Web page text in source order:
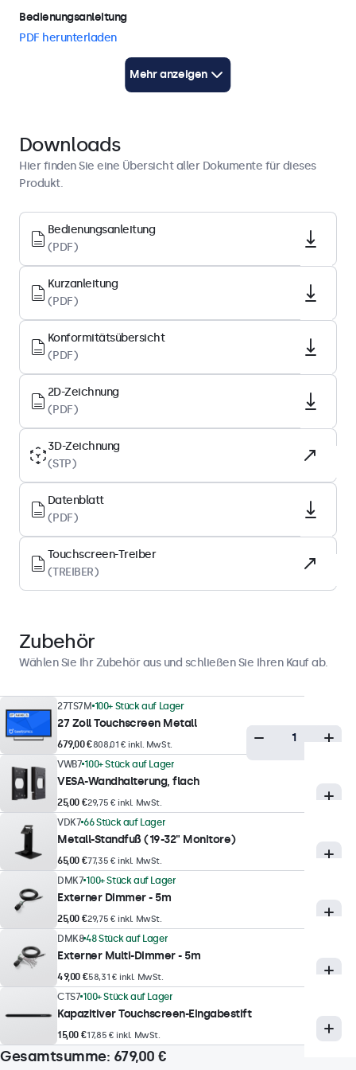
Bedienungsanleitung
PDF herunterladen
Seitenverhältnis
16:9 (4:3 einstellbar)
Native Auflösung
1920 x 1080
82 PPI
Bilddiagonale
27.1 Zoll (688 mm)
Paneltyp
IPS-LCD
Hintergrundbeleuchtung
LED
Oberfläche
Gehärtetes Glas
Unterstützte Ausrichtung
Querformat, Hochformat, Face-Up
Display-Leistung
Maximale Helligkeit
Minimale Helligkeit
1 nit
3000:1
Betrachtungswinkel
178° Horizontal, 178° Vertikal
Reaktionszeit
Unterstützte Auflösungen
1920 x 1080 (max), 640 x 480 (min)
Farbübertragung
PAL/NTSC/SECAM
Touch-Technologie
Touch Technologie
Kapazitiv
10-Punkt (Multi-Touch)
Mehr anzeigen
Downloads
Hier finden Sie eine Übersicht aller Dokumente für dieses
Produkt.
Bedienungsanleitung
(PDF)
Kurzanleitung
(PDF)
Konformitätsübersicht
(PDF)
2D-Zeichnung
(PDF)
3D-Zeichnung
(STP)
Datenblatt
(PDF)
Touchscreen-Treiber
(TREIBER)
Zubehör
Wählen Sie Ihr Zubehör aus und schließen Sie Ihren Kauf ab.
27TS7M 100+ Stück auf Lager
27 Zoll Touchscreen Metall
679,00 €808,01 € inkl. MwSt.
VWB7 100+ Stück auf Lager
VESA-Wandhalterung, flach
25,00 €29,75 € inkl. MwSt.
VDK7 66 Stück auf Lager
Metall-Standfuß (19-32" Monitore)
65,00 €77,35 € inkl. MwSt.
DMK7 100+ Stück auf Lager
Externer Dimmer - 5m
25,00 €29,75 € inkl. MwSt.
DMK8 48 Stück auf Lager
Externer Multi-Dimmer - 5m
49,00 €58,31 € inkl. MwSt.
CTS7 100+ Stück auf Lager
Kapazitiver Touchscreen-Eingabestift
15,00 €17,85 € inkl. MwSt.
Gesamtsumme: 679,00 €